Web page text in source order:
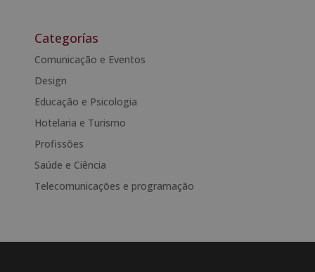
t
r
n
a
i
v
e
Categorías
Comunicação e Eventos
Design
Educação e Psicologia
Hotelaria e Turismo
Profissões
Saúde e Ciência
Telecomunicações e programação